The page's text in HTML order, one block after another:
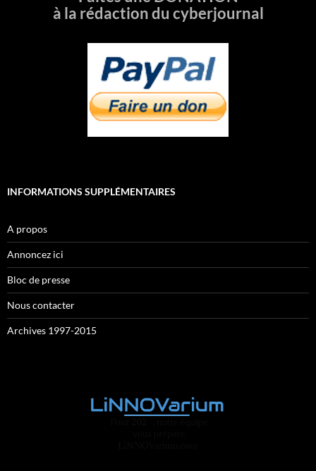
à la rédaction du cyberjournal
INFORMATIONS SUPPLÉMENTAIRES
A propos
Annoncez ici
Bloc de presse
Nous contacter
Archives 1997-2015